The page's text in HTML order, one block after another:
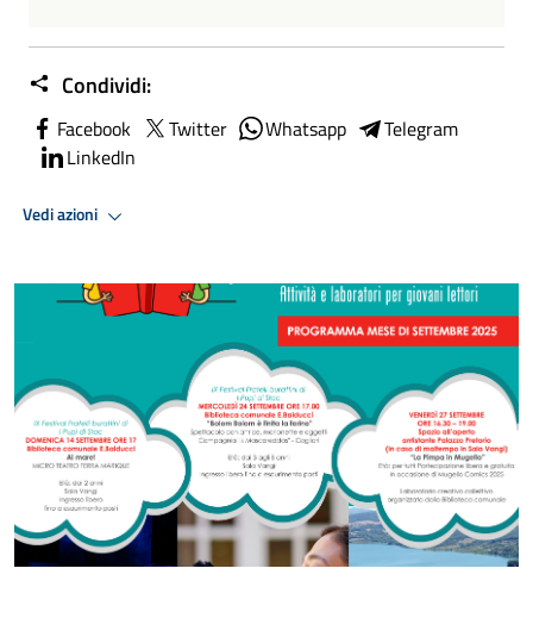
Condividi:
Facebook Twitter Whatsapp
Telegram
LinkedIn
Vedi azioni